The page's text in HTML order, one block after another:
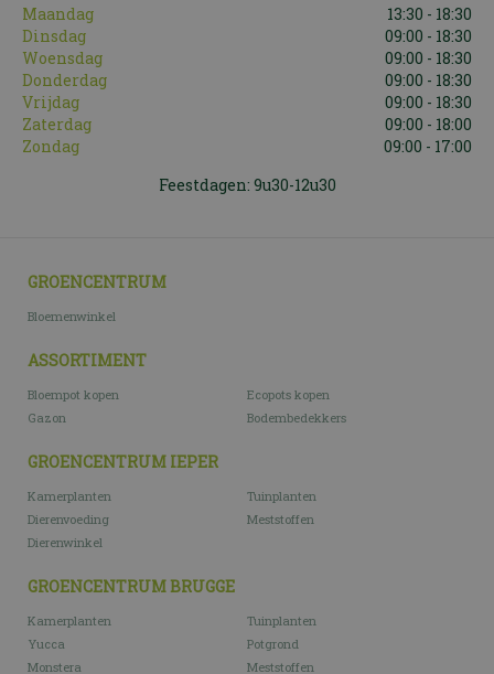
Maandag
13:30 - 18:30
Dinsdag
09:00 - 18:30
Woensdag
09:00 - 18:30
Donderdag
09:00 - 18:30
Vrijdag
09:00 - 18:30
Zaterdag
09:00 - 18:00
Zondag
09:00 - 17:00
Feestdagen: 9u30-12u30
GROENCENTRUM
Bloemenwinkel
ASSORTIMENT
Bloempot kopen
Ecopots kopen
Gazon
Bodembedekkers
GROENCENTRUM IEPER
Kamerplanten
Tuinplanten
Dierenvoeding
Meststoffen
Dierenwinkel
GROENCENTRUM BRUGGE
Kamerplanten
Tuinplanten
Yucca
Potgrond
Monstera
Meststoffen